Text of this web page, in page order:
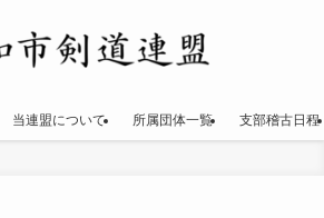
当連盟について 所属団体一覧 支部稽古日程